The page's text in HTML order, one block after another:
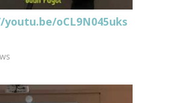
oCL9N045uks